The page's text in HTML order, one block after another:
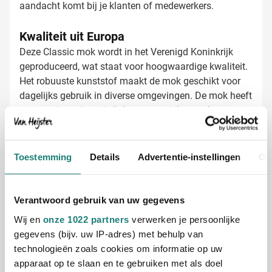
Toestemming Details Advertentie-instellingen
Verantwoord gebruik van uw gegevens
Wij en onze 1022 partners verwerken je persoonlijke
gegevens (bijv. uw IP-adres) met behulp van
technologieën zoals cookies om informatie op uw
apparaat op te slaan en te gebruiken met als doel
aandacht komt bij je klanten of medewerkers.
Kwaliteit uit Europa
Deze Classic mok wordt in het Verenigd Koninkrijk
geproduceerd, wat staat voor hoogwaardige kwaliteit.
Het robuuste kunststof maakt de mok geschikt voor
dagelijks gebruik in diverse omgevingen. De mok heeft
een prettige grip en is licht van gewicht, wat hem
ideaal maakt voor zowel op kantoor als tijdens
Bij Van Heijster Relatiegeschenken toveren we jouw
mokken om tot effectieve reclamedragers. Kies uit
Bedrukking met je bedrijfslogo
Een pakkende slogan of tekst
In één of meerdere kleuren
Door deze kunststof mokken te laten bedrukken, creëer